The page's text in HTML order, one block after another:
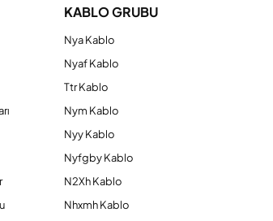
KABLO GRUBU
Nya Kablo
Nyaf Kablo
Ttr Kablo
Nym Kablo
Nyy Kablo
Nyfgby Kablo
N2Xh Kablo
Nhxmh Kablo